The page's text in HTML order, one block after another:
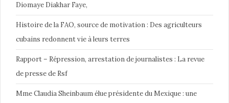
Diomaye Diakhar Faye,
Histoire de la FAO, source de motivation : Des agriculteurs
cubains redonnent vie à leurs terres
Rapport – Répression, arrestation de journalistes : La revue
de presse de Rsf
Mme Claudia Sheinbaum élue présidente du Mexique : une